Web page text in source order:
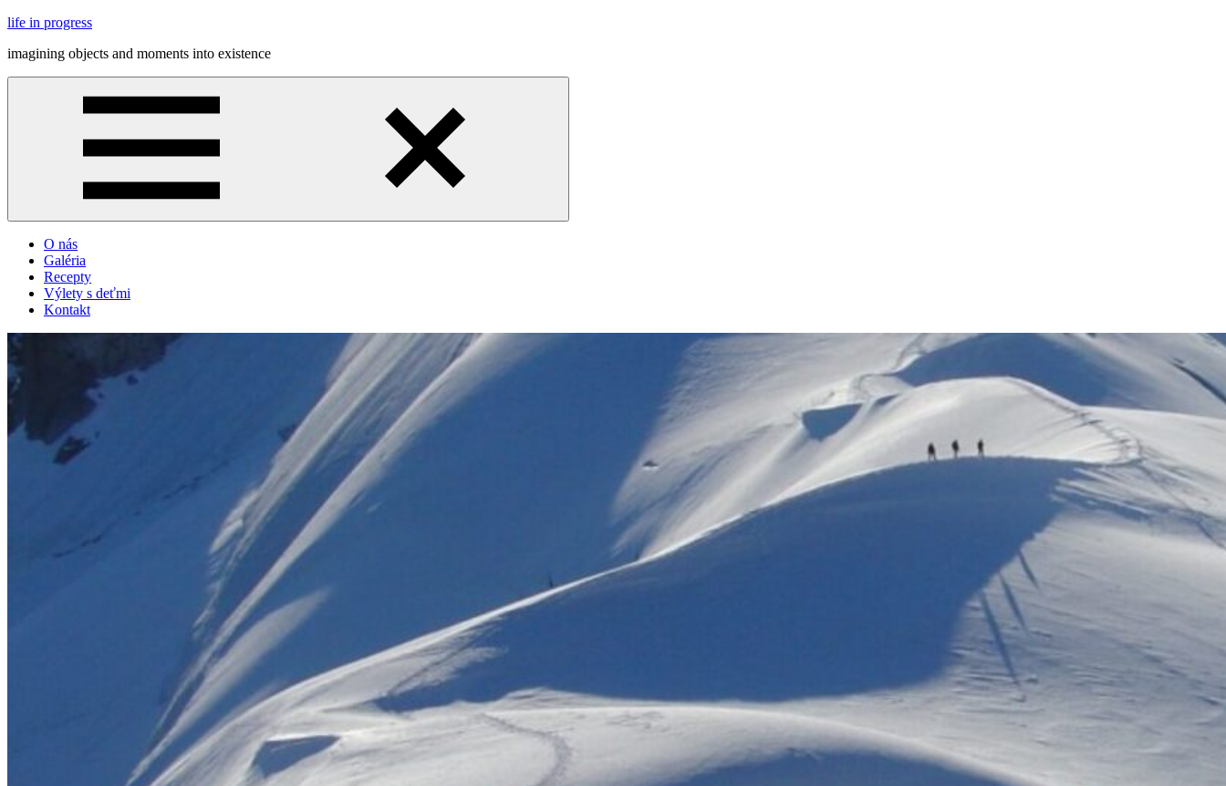
Skip
content
life in progress
imagining objects and moments into existence
Menu
O nás
Galéria
Recepty
Výlety s deťmi
Kontakt